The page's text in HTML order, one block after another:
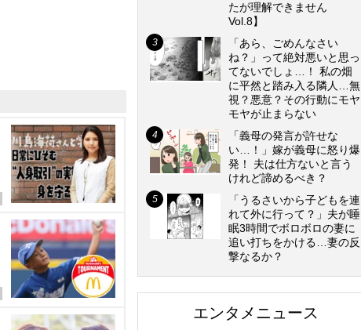
たが理解できません
Vol.8】
「あら、ごめんなさい
ね？」って絶対悪いと思っ
てないでしょ…！ 私の畑
に平然と踏み入る隣人…無
視？悪意？その行動にモヤ
モヤが止まらない
「義母の発言が許せな
い…！」嫁が義母に怒り爆
発！ 夫は仕方ないと言う
けれど諦めるべき？
「うるさいから子どもを連
れて外に行って？」夫が睡
眠3時間でボロボロの妻に
追い打ちをかける…妻の反
撃なるか？
エンタメニュース